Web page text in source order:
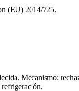
(EU) 2014/725.
Mecanismo: